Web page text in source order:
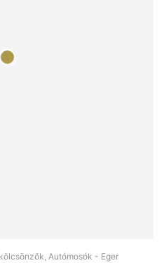
Autómosók - Eger